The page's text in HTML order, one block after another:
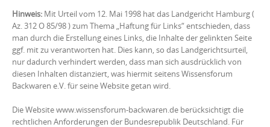
Hinweis: Mit Urteil vom 12. Mai 1998 hat das Landgericht Hamburg (
Az. 312 O 85/98 ) zum Thema „Haftung für Links“ entschieden, dass
man durch die Erstellung eines Links, die Inhalte der gelinkten Seite
ggf. mit zu verantworten hat. Dies kann, so das Landgerichtsurteil,
nur dadurch verhindert werden, dass man sich ausdrücklich von
diesen Inhalten distanziert, was hiermit seitens Wissensforum
Backwaren e.V. für seine Website getan wird.
Die Website www.wissensforum-backwaren.de berücksichtigt die
rechtlichen Anforderungen der Bundesrepublik Deutschland. Für